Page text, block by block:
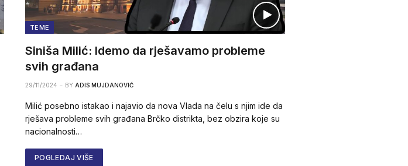
TEME
Siniša Milić: Idemo da rješavamo probleme
svih građana
29/11/2024 BY ADIS MUJDANOVIĆ
Milić posebno istakao i najavio da nova Vlada na čelu s njim ide da
rješava probleme svih građana Brčko distrikta, bez obzira koje su
nacionalnosti…
POGLEDAJ VIŠE